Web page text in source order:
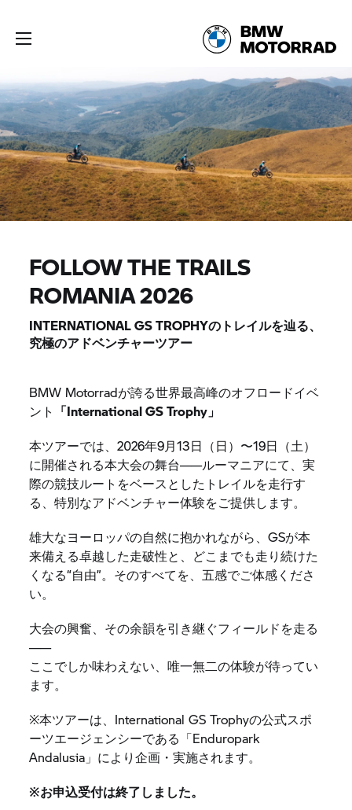
FOLLOW THE TRAILS
ROMANIA 2026
INTERNATIONAL GS TROPHYのトレイルを辿る、
究極のアドベンチャーツアー
BMW Motorradが誇る世界最高峰のオフロードイベ
ント 「InternationalGS Trophy」
本ツアーでは、2026年9月13日（日）〜19日（土）
に開催される本大会の舞台――ルーマニアにて、実
際の競技ルートをベースとしたトレイルを走行す
る、特別なアドベンチャー体験をご提供します。
雄大なヨーロッパの自然に抱かれながら、GSが本
来備える卓越した走破性と、どこまでも走り続けた
くなる“自由”。そのすべてを、五感でご体感くださ
い。
大会の興奮、その余韻を引き継ぐフィールドを走る
――
ここでしか味わえない、唯一無二の体験が待ってい
ます。
※本ツアーは、International GS Trophyの公式スポ
ーツエージェンシーである「Enduropark
Andalusia」により企画・実施されます。
※お申込受付は終了しました。